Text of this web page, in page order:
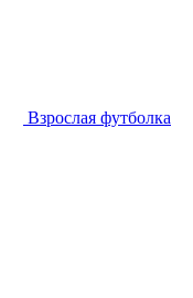
Взрослая футболка